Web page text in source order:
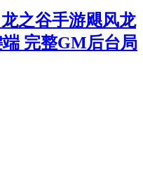
之谷手游飓风龙
完整GM后台局